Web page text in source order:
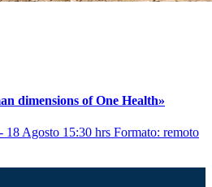
dimensions of One Health»
18 Agosto 15:30 hrs Formato: remoto